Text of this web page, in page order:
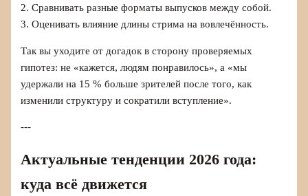
2. Сравнивать разные форматы выпусков между собой.
3. Оценивать влияние длины стрима на вовлечённость.
Так вы уходите от догадок в сторону проверяемых
гипотез: не «кажется, людям понравилось», а «мы
удержали на 15 % больше зрителей после того, как
изменили структуру и сократили вступление».
---
Актуальные тенденции 2026 года:
куда всё движется